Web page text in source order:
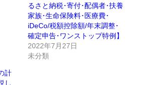
るさと納税･寄付･配偶者･扶養
家族･生命保険料･医療費･
iDeCo/税額控除額/年末調整･
確定申告･ワンストップ特例】
2022年7月27日
未分類
計
し